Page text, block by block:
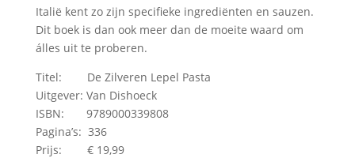
Italië kent zo zijn specifieke ingrediënten en sauzen.
Dit boek is dan ook meer dan de moeite waard om
álles uit te proberen.
Titel: De Zilveren Lepel Pasta
Uitgever: Van Dishoeck
ISBN: 9789000339808
Pagina’s: 336
Prijs: € 19,99